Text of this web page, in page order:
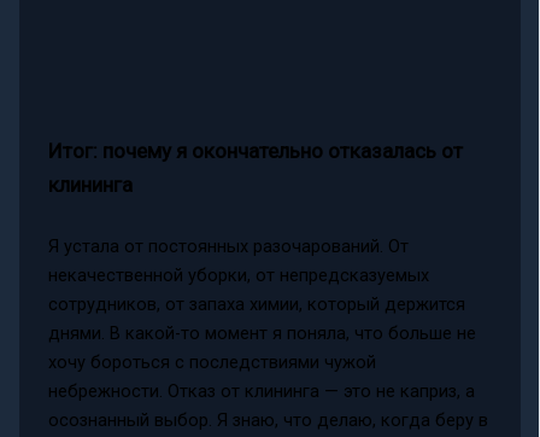
Итог: почему я окончательно отказалась от
клининга
Я устала от постоянных разочарований. От
некачественной уборки, от непредсказуемых
сотрудников, от запаха химии, который держится
днями. В какой-то момент я поняла, что больше не
хочу бороться с последствиями чужой
небрежности. Отказ от клининга — это не каприз, а
осознанный выбор. Я знаю, что делаю, когда беру в